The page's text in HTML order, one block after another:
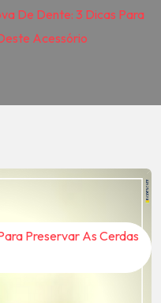
De Dente: 3 Dicas Para
Acessório
Preservar As Cerdas